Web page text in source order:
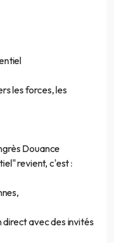
les forces, les
Douance
revient, c'est :
avec des invités